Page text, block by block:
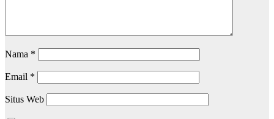
Nama *
Email *
Situs Web